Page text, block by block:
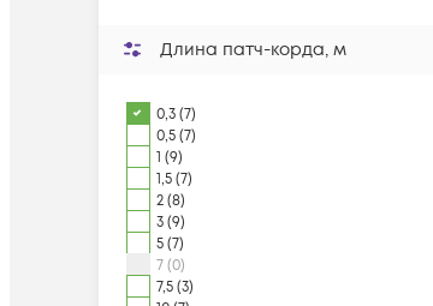
Длина патч-корда, м
0,3 (7)
0,5 (7)
1 (9)
1,5 (7)
2 (8)
3 (9)
5 (7)
7 (0)
7,5 (3)